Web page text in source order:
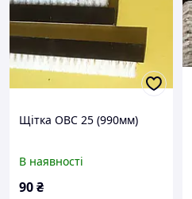
Щітка ОВС 25 (990мм)
В наявності
90₴